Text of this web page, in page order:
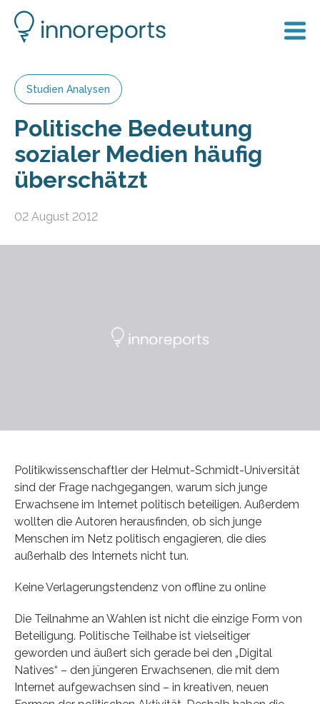
Studien Analysen
Politische Bedeutung
sozialer Medien häufig
überschätzt
02 August 2012
Politikwissenschaftler der Helmut-Schmidt-Universität
sind der Frage nachgegangen, warum sich junge
Erwachsene im Internet politisch beteiligen. Außerdem
wollten die Autoren herausfinden, ob sich junge
Menschen im Netz politisch engagieren, die dies
außerhalb des Internets nicht tun.
Keine Verlagerungstendenz von offline zu online
Die Teilnahme an Wahlen ist nicht die einzige Form von
Beteiligung. Politische Teilhabe ist vielseitiger
geworden und äußert sich gerade bei den „Digital
Natives“ – den jüngeren Erwachsenen, die mit dem
Internet aufgewachsen sind – in kreativen, neuen